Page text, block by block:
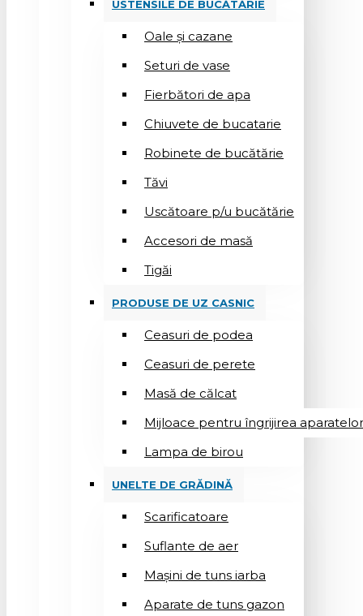
USTENSILE DE BUCĂTĂRIE
Oale și cazane
Seturi de vase
Fierbători de apa
Chiuvete de bucatarie
Robinete de bucătărie
Tăvi
Uscătoare p/u bucătărie
Accesori de masă
Tigăi
PRODUSE DE UZ CASNIC
Ceasuri de podea
Ceasuri de perete
Masă de călcat
Mijloace pentru îngrijirea
Lampa de birou
UNELTE DE GRĂDINĂ
Scarificatoare
Suflantе de aer
Mașini de tuns iarba
Aparate de tuns gazon